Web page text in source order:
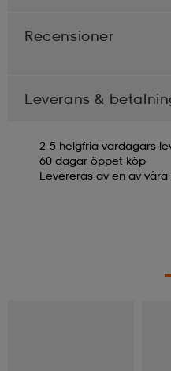
Recensioner
Leverans &
2-5 helgfria vardagars
60 dagar öppet köp
Levereras av en av